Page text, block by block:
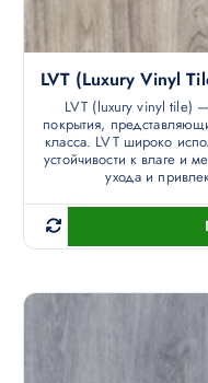
LVT (luxury Vinyl
LVT (luxury vinyl tile)
покрытия,
класса. LVT широко
устойчивости к влаге и
ухода и